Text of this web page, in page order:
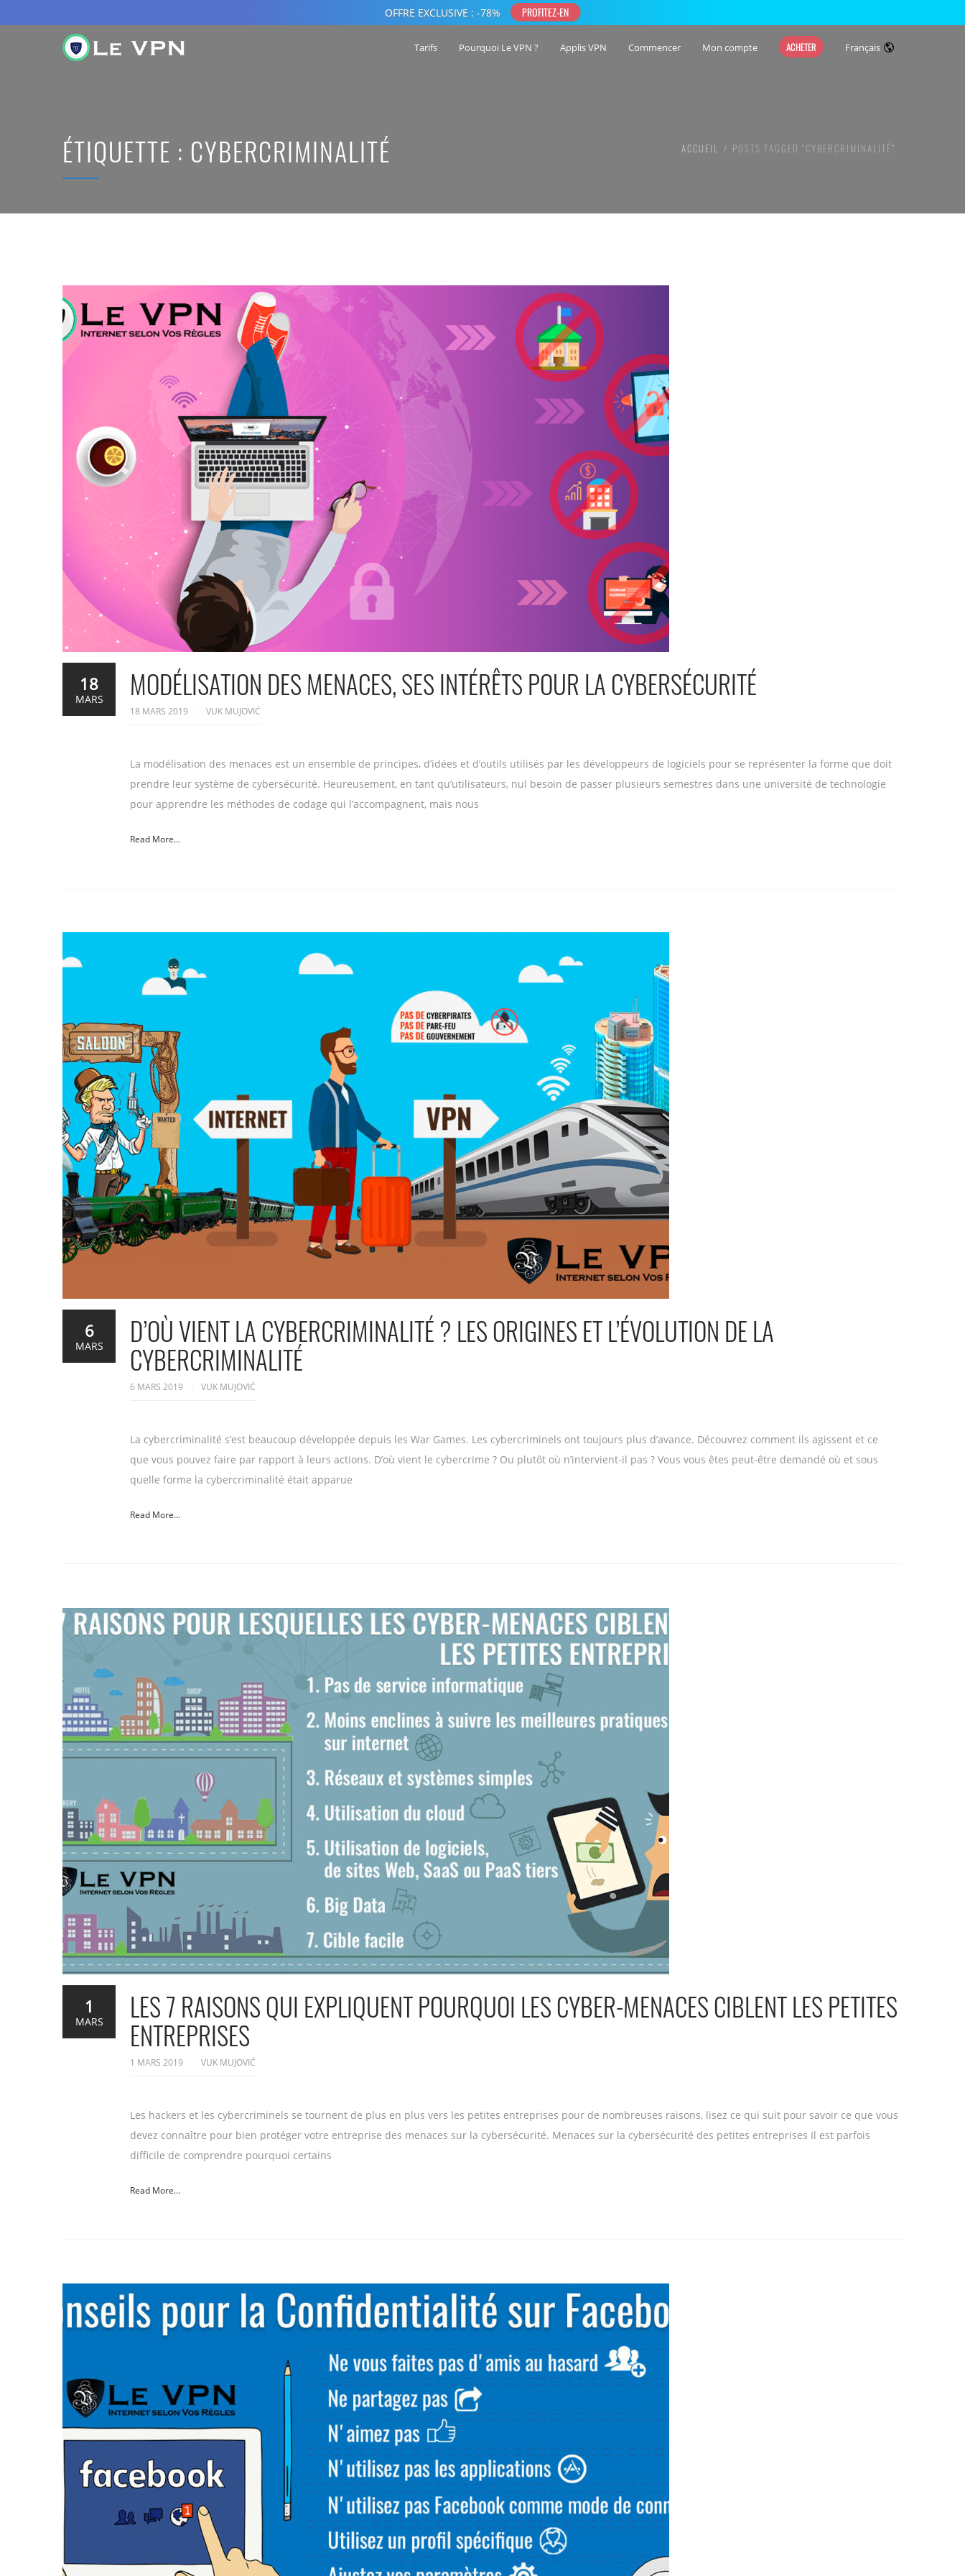
Tarifs Pourquoi Le VPN ? Applis VPN Commencer Mon compte ACHETER Français
ÉTIQUETTE : CYBERCRIMINALITÉ ACCUEIL POSTS TAGGED “CYBERCRIMINALITÉ”
MODÉLISATION DES MENACES, SES INTÉRÊTS POUR LA CYBERSÉCURITÉ
18 MARS 2019 VUK MUJOVIĆ
La modélisation des menaces est un ensemble de principes, d’idées et d’outils utilisés par les développeurs de logiciels pour se représenter la forme que doit
prendre leur système de cybersécurité. Heureusement, en tant qu’utilisateurs, nul besoin de passer plusieurs semestres dans une université de technologie
pour apprendre les méthodes de codage qui l’accompagnent, mais nous
Read More...
18
MARS
D’OÙ VIENT LA CYBERCRIMINALITÉ ? LES ORIGINES ET L’ÉVOLUTION DE LA
CYBERCRIMINALITÉ
6 MARS 2019 VUK MUJOVIĆ
La cybercriminalité s’est beaucoup développée depuis les War Games. Les cybercriminels ont toujours plus d’avance. Découvrez comment ils agissent et ce
que vous pouvez faire par rapport à leurs actions. D’où vient le cybercrime ? Ou plutôt où n’intervient-il pas ? Vous vous êtes peut-être demandé où et sous
quelle forme la cybercriminalité était apparue
Read More...
6
MARS
LES 7 RAISONS QUI EXPLIQUENT POURQUOI LES CYBER-MENACES CIBLENT LES PETITES
ENTREPRISES
1 MARS 2019 VUK MUJOVIĆ
Les hackers et les cybercriminels se tournent de plus en plus vers les petites entreprises pour de nombreuses raisons, lisez ce qui suit pour savoir ce que vous
devez connaître pour bien protéger votre entreprise des menaces sur la cybersécurité. Menaces sur la cybersécurité des petites entreprises Il est parfois
difficile de comprendre pourquoi certains
Read More...
1
MARS